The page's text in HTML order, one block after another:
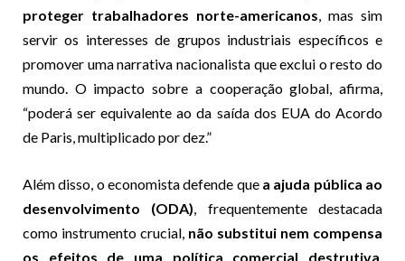
proteger trabalhadores norte-americanos, mas sim
servir os interesses de grupos industriais específicos e
promover uma narrativa nacionalista que exclui o resto do
mundo. O impacto sobre a cooperação global, afirma,
“poderá ser equivalente ao da saída dos EUA do Acordo
de Paris, multiplicado por dez.”
Além disso, o economista defende que a ajuda pública ao
desenvolvimento (ODA), frequentemente destacada
como instrumento crucial, não substitui nem compensa
os efeitos de uma política comercial destrutiva.